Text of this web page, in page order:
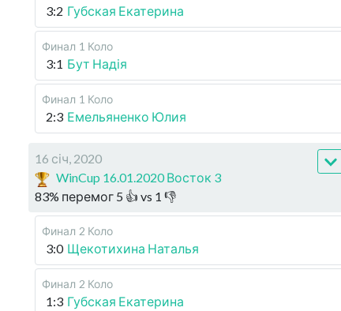
3:2 Губская Екатерина
Финал 1 Коло
3:1 Бут Надія
Финал 1 Коло
2:3 Емельяненко Юлия
16 січ, 2020
WinCup 16.01.2020 Восток 3
83% перемог 5 👍 vs 1 👎
Финал 2 Коло
3:0 Щекотихина Наталья
Финал 2 Коло
1:3 Губская Екатерина